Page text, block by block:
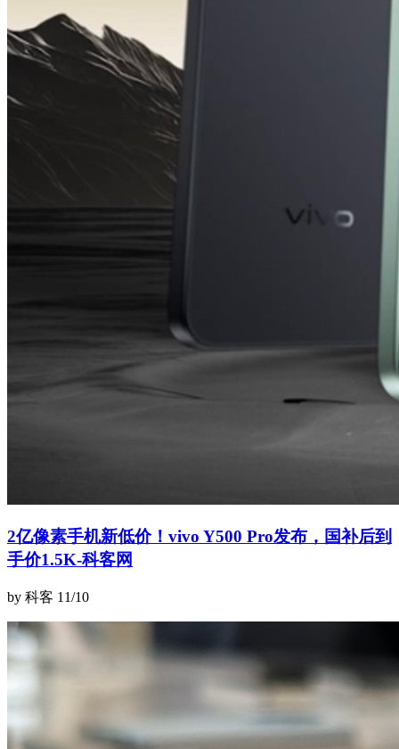
2亿像素手机新低价！vivo Y500 Pro发布，国补后到
手价1.5K-科客网
by 科客 11/10